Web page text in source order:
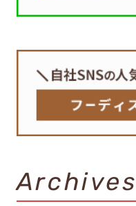
Archives